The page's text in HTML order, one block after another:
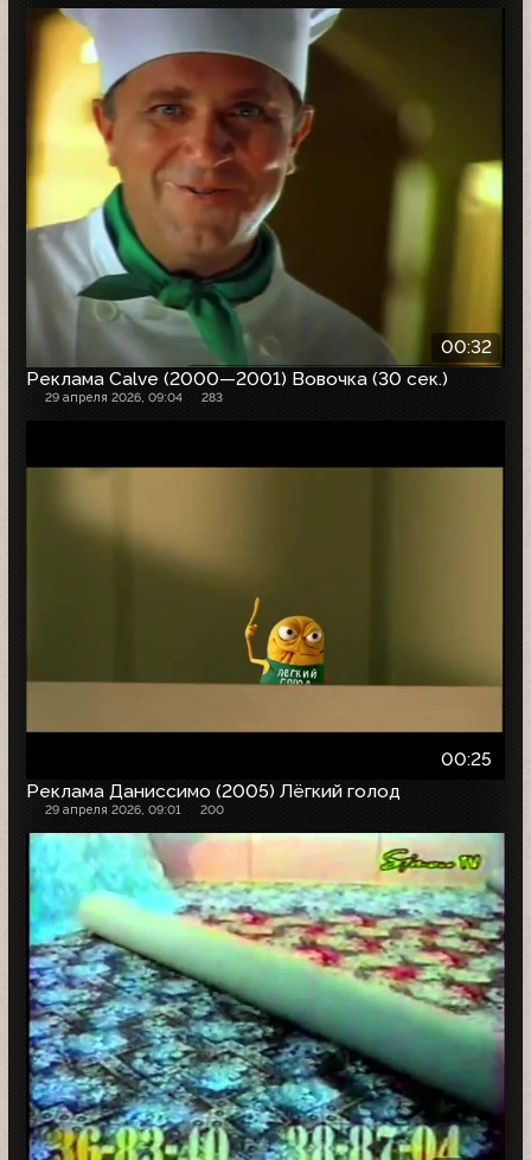
00:32
Реклама Calve (2000—2001) Вовочка (30 сек.)
29 апреля 2026, 09:04 283
00:25
Реклама Даниссимо (2005) Лёгкий голод
29 апреля 2026, 09:01 200